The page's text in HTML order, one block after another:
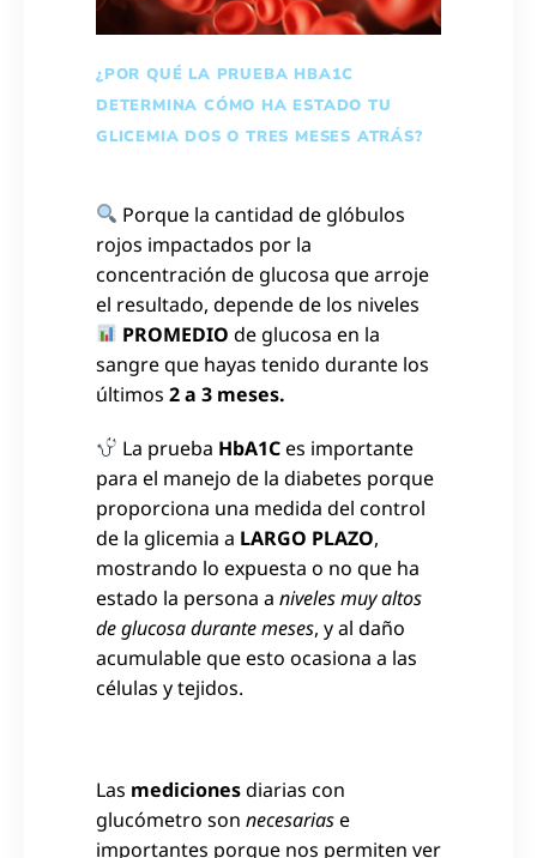
¿POR QUÉ LA PRUEBA HBA1C
DETERMINA CÓMO HA ESTADO TU
GLICEMIA DOS O TRES MESES ATRÁS?
Porque la cantidad de glóbulos
rojos impactados por la
concentración de glucosa que arroje
el resultado, depende de los niveles
PROMEDIO de glucosa en la
sangre que hayas tenido durante los
últimos 2 a 3 meses.
La prueba HbA1Ces importante
para el manejo de la diabetes porque
proporciona una medida del control
de la glicemia a LARGO PLAZO,
mostrando lo expuesta o no que ha
estado la persona a niveles muy altos
de glucosa durante meses, y al daño
acumulable que esto ocasiona a las
células y tejidos.
Las medicionesdiarias con
glucómetro son necesariase
importantes porque nos permiten ver